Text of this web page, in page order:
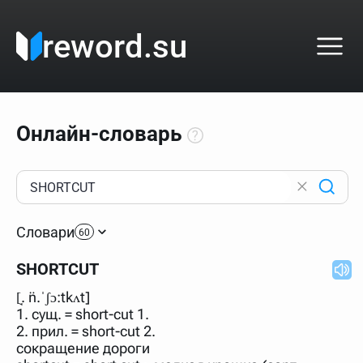
reword.su
Онлайн-словарь
Как пользоваться онлайн-словарём?
которого интересует. Система автоматически подберёт
варианты по начальным буквам и покажет их во
вариантов, откроется страница со словарными
Если точное написание слова неизвестно (как в
кроссворде), неизвестную букву можно заменить
подстановочным знаком звёздочкой (*), а несколько
неизвестных букв — процентом (%). В этом случае меню
с вариантами работать не будет, а после ввода запроса
Словари 60
SHORTCUT
[̘. ̈n.ˈʃɔ:tkʌt]
1. сущ. = short-cut 1.
2. прил. = short-cut 2.
сокращение дороги